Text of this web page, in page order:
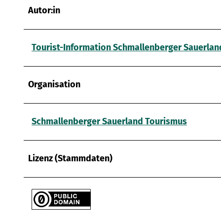
Autor:in
Tourist-Information Schmallenberger
Organisation
Schmallenberger Sauerland Tourismus
Lizenz (Stammdaten)